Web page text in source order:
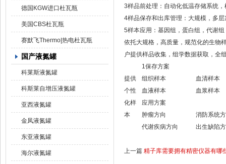
德国KGW进口杜瓦瓶
美国CBS杜瓦瓶
赛默飞Thermo|热电杜瓦瓶
国产液氮罐
科莱斯液氮罐
科斯莱自增压液氮罐
亚西液氮罐
金凤液氮罐
东亚液氮罐
海尔液氮罐
3样品前处理：自动化低温存储系统
4样品保存和出库管理：大规模，多
5样本应用：基因组，蛋白组，代谢
依托大规格，高质量，规范化的生物
户提供样品收集，组学数据获取，全
提供
个性
化样
本
1保存方案
组织样本
血清样本
血液样本
血浆样本
应用方案
肿瘤方向
消防系统
代谢疾病方向
出生缺陷
上一篇 精子库需要拥有精密仪器有哪